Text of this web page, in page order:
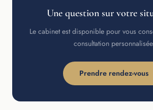
Une question sur votre
Le cabinet est disponible pour vous
consultation
Prendre rendez-vous